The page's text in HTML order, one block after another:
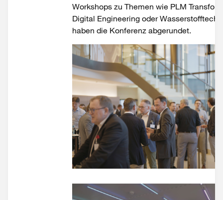
Workshops zu Themen wie PLM
Digital Engineering oder
haben die Konferenz abgerundet.